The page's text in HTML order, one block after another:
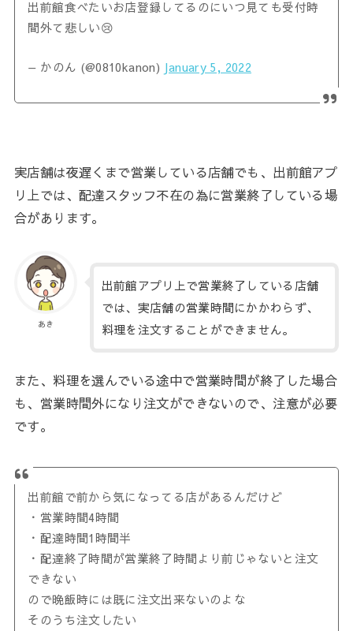
出前館食べたいお店登録してるのにいつ見ても受付時
間外て悲しい😢
— かのん (@0810kanon) January 5, 2022
実店舗は夜遅くまで営業している店舗でも、出前館アプ
リ上では、配達スタッフ不在の為に営業終了している場
合があります。
あき
出前館アプリ上で営業終了している店舗
では、実店舗の営業時間にかかわらず、
料理を注文することができません。
また、料理を選んでいる途中で営業時間が終了した場合
も、営業時間外になり注文ができないので、注意が必要
です。
出前館で前から気になってる店があるんだけど
・営業時間4時間
・配達時間1時間半
・配達終了時間が営業終了時間より前じゃないと注文
できない
ので晩飯時には既に注文出来ないのよな
そのうち注文したい